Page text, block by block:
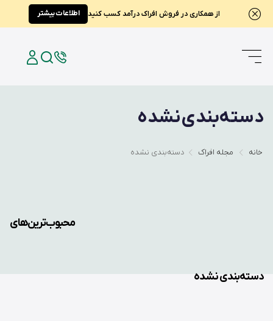
از همکاری در فروش افراک درآمد کسب کنید اطلاعات بیشتر
دسته‌بندی نشده
خانه مجله افراک دسته‌بندی نشده
محبوب‌ترین‌های
دسته‌بندی نشده